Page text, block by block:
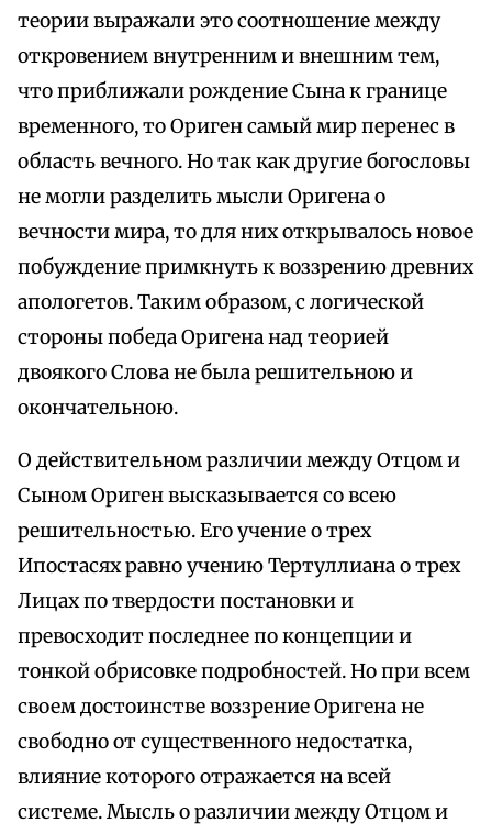
теории выражали это соотношение между
откровением внутренним и внешним тем,
что приближали рождение Сына к границе
временного, то Ориген самый мир перенес в
область вечного. Но так как другие богословы
не могли разделить мысли Оригена о
вечности мира, то для них открывалось новое
побуждение примкнуть к воззрению древних
апологетов. Таким образом, с логической
стороны победа Оригена над теорией
двоякого Слова не была решительною и
окончательною.
О действительном различии между Отцом и
Сыном Ориген высказывается со всею
решительностью. Его учение о трех
Ипостасях равно учению Тертуллиана о трех
Лицах по твердости постановки и
превосходит последнее по концепции и
тонкой обрисовке подробностей. Но при всем
своем достоинстве воззрение Оригена не
свободно от существенного недостатка,
влияние которого отражается на всей
системе. Мысль о различии между Отцом и